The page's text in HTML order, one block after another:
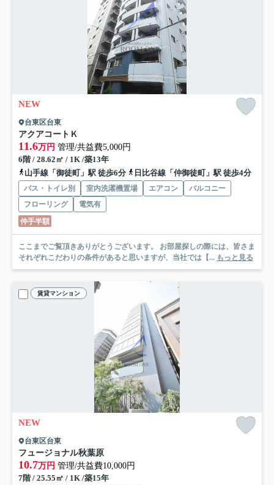
NEW
台東区台東
アクアコートＫ
11.6万円 管理/共益費5,000円
6階 / 28.62㎡ / 1K /築13年
山手線「御徒町」駅 徒歩6分
日比谷線「仲御徒町」駅 徒歩4分
バス・トイレ別 室内洗濯機置場 エアコン
バルコニー
フローリング
電気有
仲手半額
ここまでご覧頂きありがとうございます。 お部屋探しの際には、皆さま
それぞれこだわりの条件があると思いますが、当社では【... もっと見る
賃貸マンション
NEW
台東区台東
フュージョナル秋葉原
10.7万円 管理/共益費10,000円
7階 / 25.55㎡ / 1K /築15年